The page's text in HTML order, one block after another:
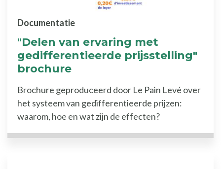
"Delen van ervaring met
gedifferentieerde prijsstelling"
brochure
Documentatie
Brochure geproduceerd door Le Pain Levé over
het systeem van gedifferentieerde prijzen:
waarom, hoe en wat zijn de effecten?